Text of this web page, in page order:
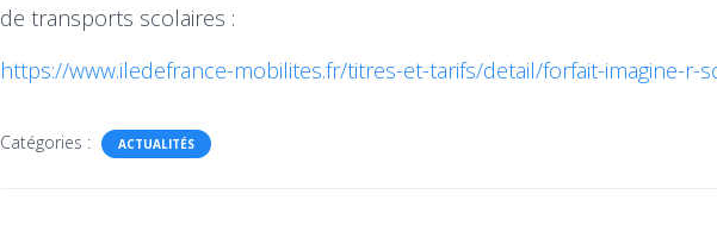
de transports scolaires :
https://www.iledefrance-mobilites.fr/titres-et-tarifs/detail/forfait-imagine-r-
Catégories : ACTUALITÉS